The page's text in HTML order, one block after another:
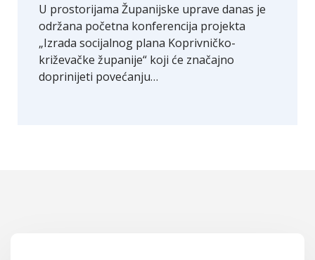
U prostorijama Županijske uprave danas je
održana početna konferencija projekta
„Izrada socijalnog plana Koprivničko-
križevačke županije“ koji će značajno
doprinijeti povećanju…